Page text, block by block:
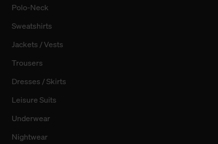
Polo-Neck
Sweatshirts
Jackets / Vests
Trousers
Dresses / Skirts
Leisure Suits
Underwear
Nightwear